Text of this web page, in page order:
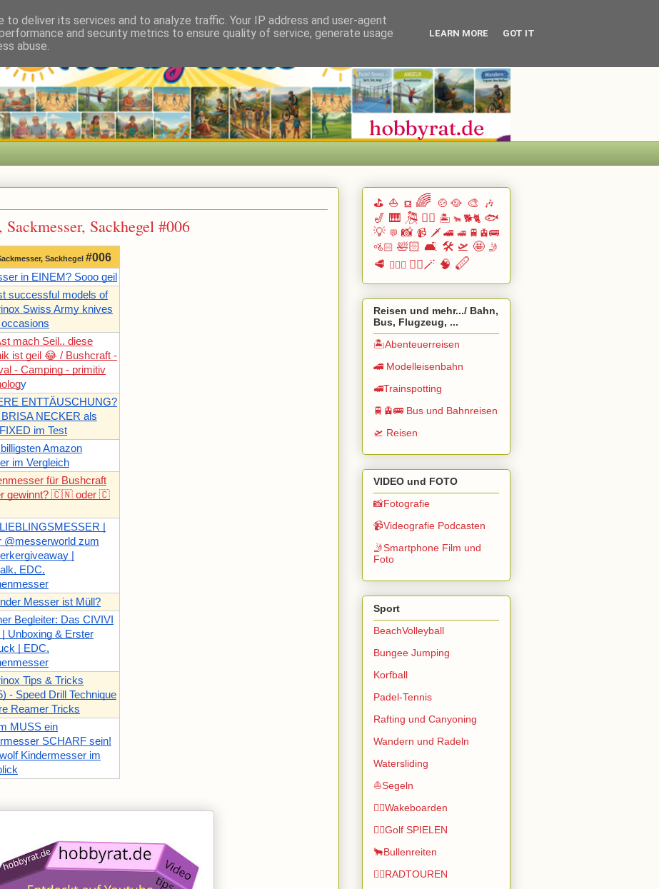
Sackhegel #006
Sackhegel #006
in EINEM? Sooo geil
successful models of
Swiss Army knives
mach Seil.. diese
ist geil 😂 / Bushcraft -
- Camping - primitiv
y
ENTTÄUSCHUNG?
NECKER als
im Test
Amazon
im Vergleich
für Bushcraft
gewinnt? 🇨🇳 oder 🇨
|
@messerworld zum
|
EDC,
Messer ist Müll?
Begleiter: Das CIVIVI
| Unboxing & Erster
| EDC,
Tips & Tricks
- Speed Drill Technique
Reamer Tricks
MUSS ein
SCHARF sein!
Kindermesser im
⛳ ⛵ ⛾ 🌈 🍲🥘 🎨 🎶
🎷 🎹 🎘 🏄🏽 🏝️ 🐂 🐕🐈 🐟
💡 💬 📸 📹 🗡️ 🚄 🚅 🚆🚊🚌
🚵🏻 🛀🏻 🛋️ 🛠️ 🛫 🤩 🤳
🥩 🧗🏻‍♀️ 🧙‍♂️🪄 🧠 🪈
Reisen und mehr.../ Bahn,
Bus, Flugzeug, ...
🏝️Abenteuerreisen
🚄 Modelleisenbahn
🚅Trainspotting
🚆🚊🚌 Bus und Bahnreisen
🛫 Reisen
VIDEO und FOTO
📸Fotografie
📹Videografie Podcasten
🤳Smartphone Film und
Foto
Sport
BeachVolleyball
Bungee Jumping
Korfball
Padel-Tennis
Rafting und Canyoning
Wandern und Radeln
Watersliding
⛵Segeln
🏄🏽Wakeboarden
🏌️‍♂️Golf SPIELEN
🐂Bullenreiten
🚴‍♂️RADTOUREN
to deliver its services and to analyze traffic. Your IP address and user-agent
and security metrics to ensure quality of service, generate usage
abuse.
LEARN MORE GOT IT